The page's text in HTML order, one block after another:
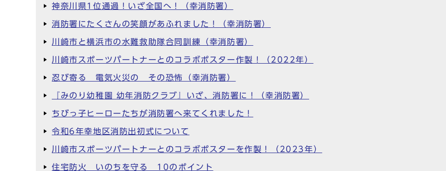
神奈川県1位通過！いざ全国へ！（幸消防署）
消防署にたくさんの笑顔があふれました！（幸消防署）
川崎市と横浜市の水難救助隊合同訓練（幸消防署）
川崎市スポーツパートナーとのコラボポスター作製！（2022年）
忍び寄る 電気火災の その恐怖（幸消防署）
『みのり幼稚園 幼年消防クラブ』いざ、消防署に！（幸消防署）
ちびっ子ヒーローたちが消防署へ来てくれました！
令和6年幸地区消防出初式について
川崎市スポーツパートナーとのコラボポスターを作製！（2023年）
住宅防火 いのちを守る 10のポイント